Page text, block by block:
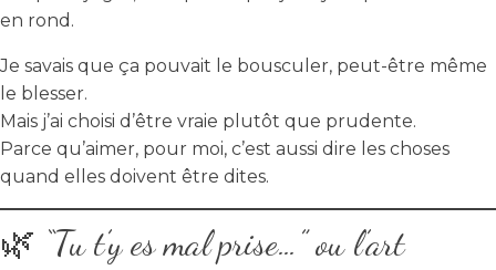
en rond.
Je savais que ça pouvait le bousculer, peut-être même
le blesser.
Mais j’ai choisi d’être vraie plutôt que prudente.
Parce qu’aimer, pour moi, c’est aussi dire les choses
quand elles doivent être dites.
🌿 “Tu t’y es mal prise…” ou l’art